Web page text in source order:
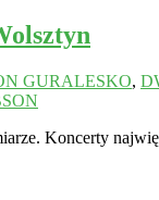
GURALESKO,
Koncerty